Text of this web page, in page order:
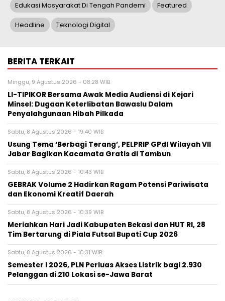
Edukasi Masyarakat Di Tengah Pandemi Featured
Headline Teknologi Digital
BERITA TERKAIT
Minggu, 9 Agustus 2026 - 08:28 WIB
LI-TIPIKOR Bersama Awak Media Audiensi di Kejari
Minsel: Dugaan Keterlibatan Bawaslu Dalam
Penyalahgunaan Hibah Pilkada
Sabtu, 8 Agustus 2026 - 19:40 WIB
‎Usung Tema ‘Berbagi Terang’, PELPRIP GPdI Wilayah VII
Jabar Bagikan Kacamata Gratis di Tambun
Sabtu, 8 Agustus 2026 - 10:43 WIB
GEBRAK Volume 2 Hadirkan Ragam Potensi Pariwisata
dan Ekonomi Kreatif Daerah
Sabtu, 8 Agustus 2026 - 10:39 WIB
Meriahkan Hari Jadi Kabupaten Bekasi dan HUT RI, 28
Tim Bertarung di Piala Futsal Bupati Cup 2026
Sabtu, 8 Agustus 2026 - 10:31 WIB
Semester I 2026, PLN Perluas Akses Listrik bagi 2.930
Pelanggan di 210 Lokasi se-Jawa Barat